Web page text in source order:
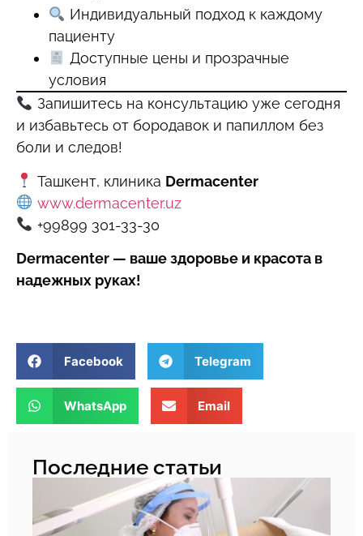
Индивидуальный подход к каждому
пациенту
Доступные цены и прозрачные
условия
Запишитесь на консультацию уже сегодня
и избавьтесь от бородавок и папиллом без
боли и следов!
Ташкент, клиника Dermacenter
www.dermacenter.uz
+99899 301-33-30
Dermacenter — ваше здоровье и красота в
надежных руках!
Facebook Telegram
WhatsApp Email
Последние статьи